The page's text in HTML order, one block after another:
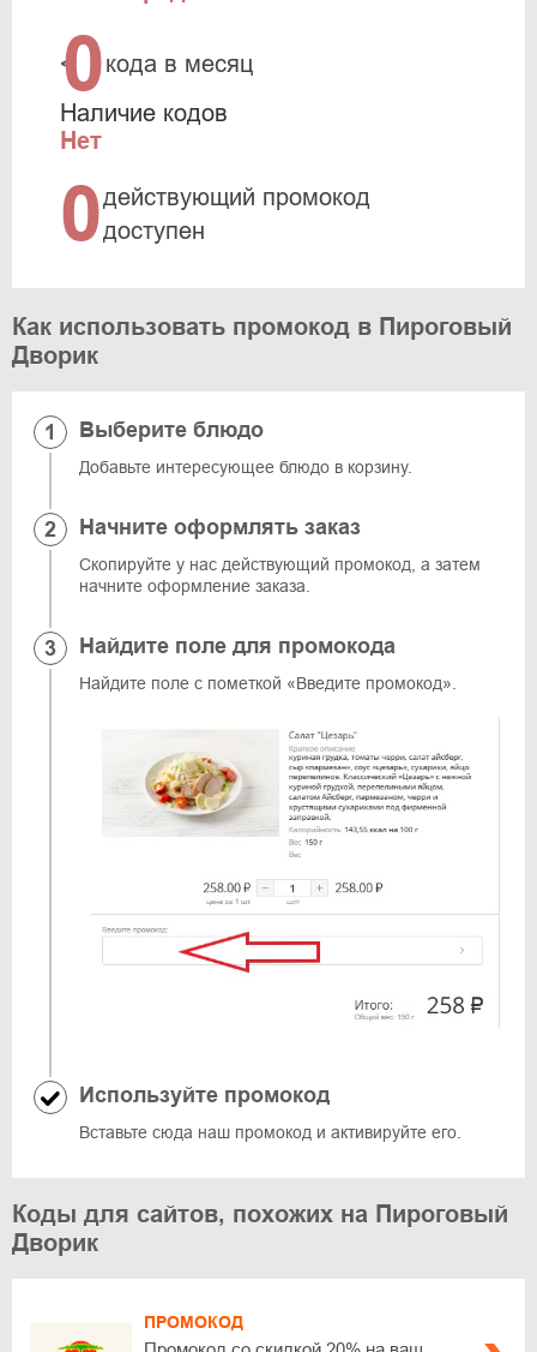
<0кода в месяц
Наличие кодов
Нет
0действующий промокод
доступен
Как использовать промокод в Пироговый
Дворик
Выберите блюдо
Добавьте интересующее блюдо в корзину.
Начните оформлять заказ
Скопируйте у нас действующий промокод, а затем
начните оформление заказа.
Найдите поле для промокода
Найдите поле с пометкой «Введите промокод».
Используйте промокод
Вставьте сюда наш промокод и активируйте его.
Коды для сайтов, похожих на Пироговый
Дворик
ПРОМОКОД